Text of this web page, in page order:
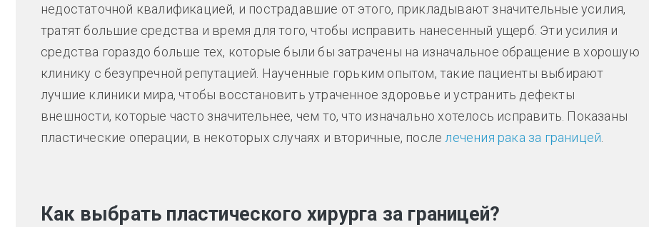
недостаточной квалификацией, и пострадавшие от этого, прикладывают значительные усилия,
тратят большие средства и время для того, чтобы исправить нанесенный ущерб. Эти усилия и
средства гораздо больше тех, которые были бы затрачены на изначальное обращение в хорошую
клинику с безупречной репутацией. Наученные горьким опытом, такие пациенты выбирают
лучшие клиники мира, чтобы восстановить утраченное здоровье и устранить дефекты
внешности, которые часто значительнее, чем то, что изначально хотелось исправить. Показаны
пластические операции, в некоторых случаях и вторичные, послелечения рака за границей.
Как выбрать пластического хирурга за границей?